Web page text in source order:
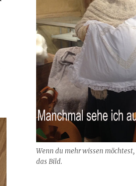
Wenn du mehr wissen
das Bild.